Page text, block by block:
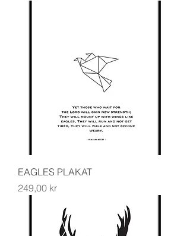
EAGLES PLAKAT
Pris
249,00 kr